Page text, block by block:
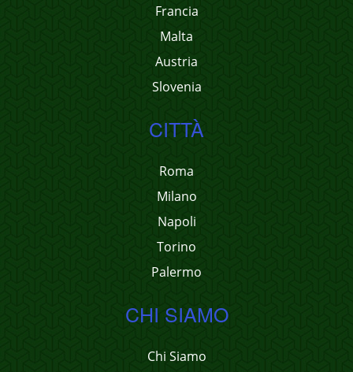
Francia
Malta
Austria
Slovenia
CITTÀ
Roma
Milano
Napoli
Torino
Palermo
CHI SIAMO
Chi Siamo